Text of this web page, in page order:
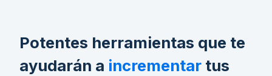
Potentes herramientas que te
ayudarán a incrementar tus